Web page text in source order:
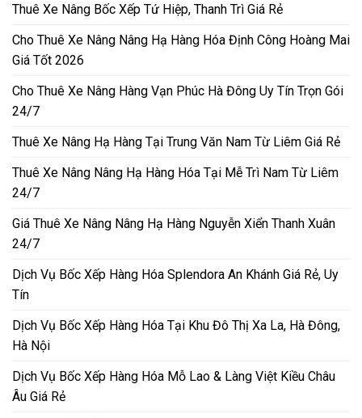
Thuê Xe Nâng Bốc Xếp Tứ Hiệp, Thanh Trì Giá Rẻ
Cho Thuê Xe Nâng Nâng Hạ Hàng Hóa Định Công Hoàng Mai
Giá Tốt 2026
Cho Thuê Xe Nâng Hàng Vạn Phúc Hà Đông Uy Tín Trọn Gói
24/7
Thuê Xe Nâng Hạ Hàng Tại Trung Văn Nam Từ Liêm Giá Rẻ
Thuê Xe Nâng Nâng Hạ Hàng Hóa Tại Mễ Trì Nam Từ Liêm
24/7
Giá Thuê Xe Nâng Nâng Hạ Hàng Nguyễn Xiển Thanh Xuân
24/7
Dịch Vụ Bốc Xếp Hàng Hóa Splendora An Khánh Giá Rẻ, Uy
Tín
Dịch Vụ Bốc Xếp Hàng Hóa Tại Khu Đô Thị Xa La, Hà Đông,
Hà Nội
Dịch Vụ Bốc Xếp Hàng Hóa Mỗ Lao & Làng Việt Kiều Châu
Âu Giá Rẻ